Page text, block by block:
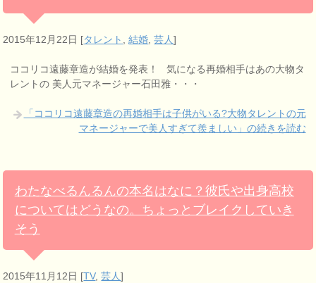
2015年12月22日 [タレント ,結婚 ,芸人]
ココリコ遠藤章造が結婚を発表！ 気になる再婚相手はあの大物タ
レントの 美人元マネージャー石田雅・・・
「ココリコ遠藤章造の再婚相手は子供がいる?大物タレントの元
マネージャーで美人すぎて羨ましい」の続きを読む
わたなべるんるんの本名はなに？彼氏や出身高校
についてはどうなの。ちょっとブレイクしていき
そう
2015年11月12日 [TV,芸人]